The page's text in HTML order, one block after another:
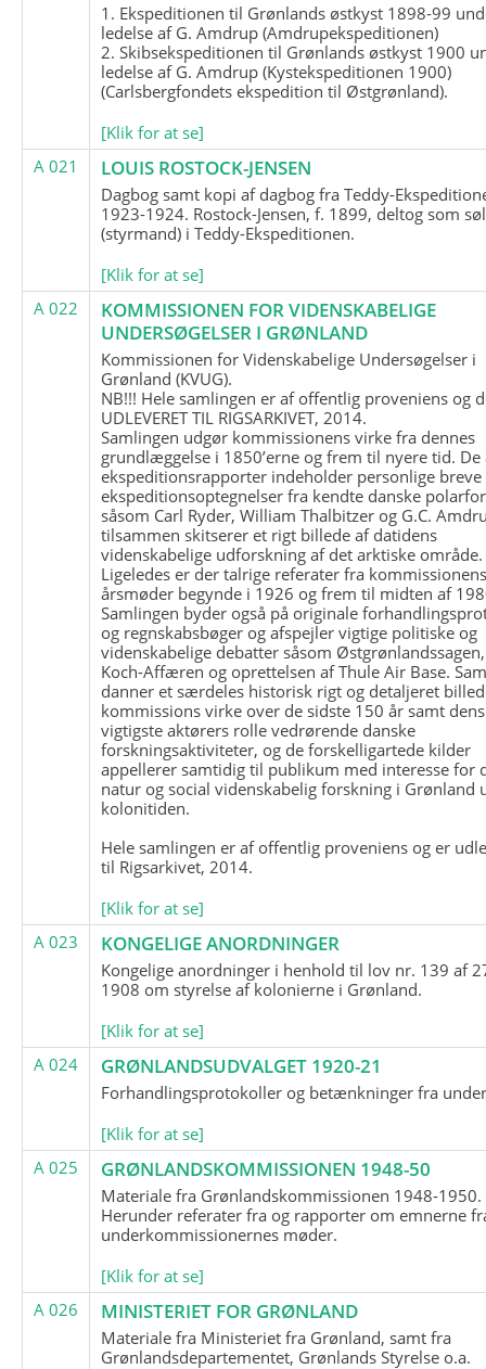
1. Ekspeditionen til Grønlands østkyst 1898-99
ledelse af G. Amdrup (Amdrupekspeditionen)
2. Skibsekspeditionen til Grønlands østkyst 1900
ledelse af G. Amdrup (Kystekspeditionen 1900)
(Carlsbergfondets ekspedition til Østgrønland).
[Klik for at se]
A 021
LOUIS ROSTOCK-JENSEN
Dagbog samt kopi af dagbog fra Teddy-
1923-1924. Rostock-Jensen, f. 1899, deltog som
(styrmand) i Teddy-Ekspeditionen.
[Klik for at se]
A 022
KOMMISSIONEN FOR VIDENSKABELIGE
UNDERSØGELSER I GRØNLAND
Kommissionen for Videnskabelige Undersøgelser i
Grønland (KVUG).
NB!!! Hele samlingen er af offentlig proveniens og
UDLEVERET TIL RIGSARKIVET, 2014.
Samlingen udgør kommissionens virke fra dennes
grundlæggelse i 1850’erne og frem til nyere tid.
ekspeditionsrapporter indeholder personlige breve
ekspeditionsoptegnelser fra kendte danske
såsom Carl Ryder, William Thalbitzer og G.C.
tilsammen skitserer et rigt billede af datidens
videnskabelige udforskning af det arktiske område.
Ligeledes er der talrige referater fra
årsmøder begynde i 1926 og frem til midten af
Samlingen byder også på originale
og regnskabsbøger og afspejler vigtige politiske og
videnskabelige debatter såsom
Koch-Affæren og oprettelsen af Thule Air Base.
danner et særdeles historisk rigt og detaljeret
kommissions virke over de sidste 150 år samt dens
vigtigste aktørers rolle vedrørende danske
forskningsaktiviteter, og de forskelligartede kilder
appellerer samtidig til publikum med interesse for
natur og social videnskabelig forskning i Grønland
kolonitiden.
Hele samlingen er af offentlig proveniens og er
til Rigsarkivet, 2014.
[Klik for at se]
A 023
KONGELIGE ANORDNINGER
Kongelige anordninger i henhold til lov nr. 139 af
1908 om styrelse af kolonierne i Grønland.
[Klik for at se]
A 024
GRØNLANDSUDVALGET 1920-21
Forhandlingsprotokoller og betænkninger fra
[Klik for at se]
A 025
GRØNLANDSKOMMISSIONEN 1948-50
Materiale fra Grønlandskommissionen 1948-1950.
Herunder referater fra og rapporter om emnerne
underkommissionernes møder.
[Klik for at se]
A 026
MINISTERIET FOR GRØNLAND
Materiale fra Ministeriet fra Grønland, samt fra
Grønlandsdepartementet, Grønlands Styrelse o.a.